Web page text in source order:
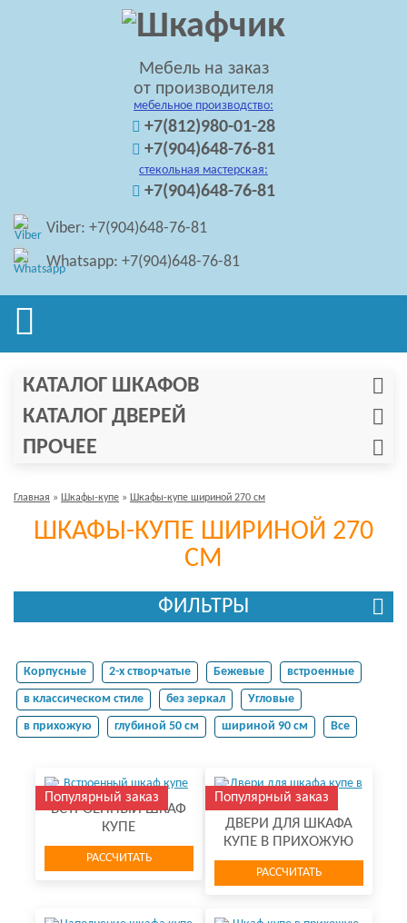
Мебель на заказ
от производителя
мебельное производство:
+7(812)980-01-28
+7(904)648-76-81
стекольная мастерская:
+7(904)648-76-81
Viber: +7(904)648-76-81
Whatsapp: +7(904)648-76-81
КАТАЛОГ ШКАФОВ
КАТАЛОГ ДВЕРЕЙ
ПРОЧЕЕ
Главная » Шкафы-купе » Шкафы-купе шириной 270 см
ШКАФЫ-КУПЕ ШИРИНОЙ 270
СМ
ФИЛЬТРЫ
Корпусные 2-х створчатые Бежевые
встроенные
в классическом стиле
без зеркал
Угловые
в прихожую
глубиной 50 см шириной 90 см Все
Популярный заказ
ВСТРОЕННЫЙ ШКАФ
КУПЕ
РАССЧИТАТЬ
Популярный заказ
ДВЕРИ ДЛЯ ШКАФА
КУПЕ В ПРИХОЖУЮ
РАССЧИТАТЬ